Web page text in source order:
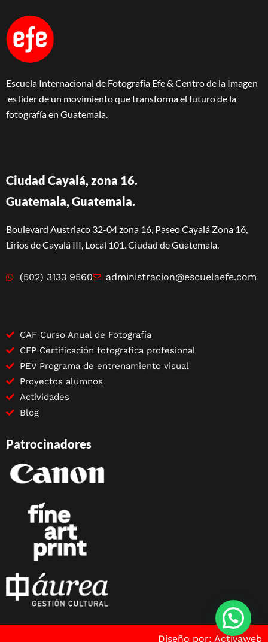
Escuela Internacional de Fotografía Efe & Centro de la Imagen
es líder de un movimiento que transforma el futuro de la
fotografía en Guatemala.
Ciudad Cayalá, zona 16.
Guatemala, Guatemala.
Boulevard Austriaco 32-04 zona 16, Paseo Cayalá Zona 16,
Lirios de Cayalá III, Local 101. Ciudad de Guatemala.
(502) 3133 9560 administracion@escuelaefe.com
CAF Curso Anual de Fotografía
CFP Certificación fotografica profesional
PEV Programa de entrenamiento visual
Proyectos alumnos
Actividades
Blog
Patrocinadores
Diseño por: Activaweb